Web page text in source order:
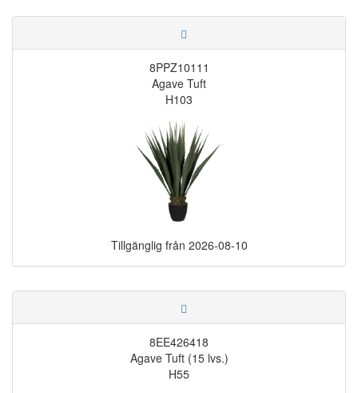
8PPZ10111
Agave Tuft
H103
Tillgänglig från 2026-08-10
8EE426418
Agave Tuft (15 lvs.)
H55